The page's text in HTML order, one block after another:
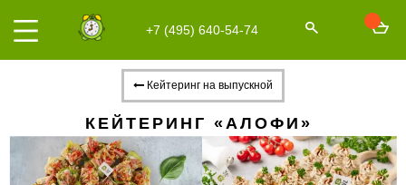
+7 (495) 640-54-74
Кейтеринг на выпускной
КЕЙТЕРИНГ «АЛОФИ»